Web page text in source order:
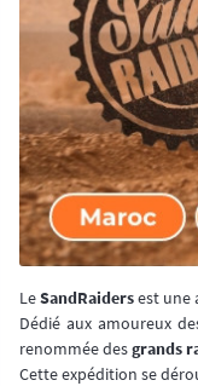
LeSandRaidersest une
Dédié aux amoureux
renommée desgrands
Cette expédition se